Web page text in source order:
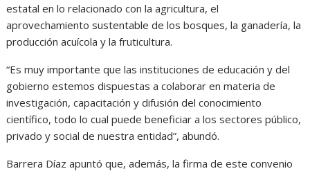
estatal en lo relacionado con la agricultura, el
aprovechamiento sustentable de los bosques, la ganadería, la
producción acuícola y la fruticultura.
“Es muy importante que las instituciones de educación y del
gobierno estemos dispuestas a colaborar en materia de
investigación, capacitación y difusión del conocimiento
científico, todo lo cual puede beneficiar a los sectores público,
privado y social de nuestra entidad”, abundó.
Barrera Díaz apuntó que, además, la firma de este convenio